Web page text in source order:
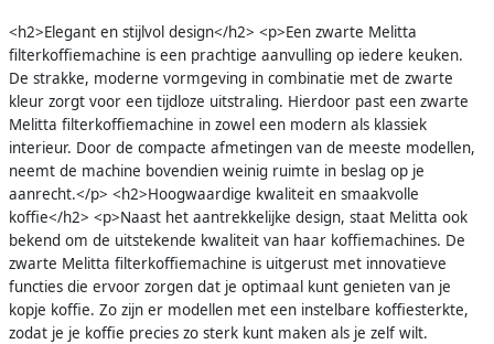
<h2>Elegant en stijlvol design</h2> <p>Een zwarte Melitta
filterkoffiemachine is een prachtige aanvulling op iedere keuken.
De strakke, moderne vormgeving in combinatie met de zwarte
kleur zorgt voor een tijdloze uitstraling. Hierdoor past een zwarte
Melitta filterkoffiemachine in zowel een modern als klassiek
interieur. Door de compacte afmetingen van de meeste modellen,
neemt de machine bovendien weinig ruimte in beslag op je
aanrecht.</p> <h2>Hoogwaardige kwaliteit en smaakvolle
koffie</h2> <p>Naast het aantrekkelijke design, staat Melitta ook
bekend om de uitstekende kwaliteit van haar koffiemachines. De
zwarte Melitta filterkoffiemachine is uitgerust met innovatieve
functies die ervoor zorgen dat je optimaal kunt genieten van je
kopje koffie. Zo zijn er modellen met een instelbare koffiesterkte,
zodat je je koffie precies zo sterk kunt maken als je zelf wilt.